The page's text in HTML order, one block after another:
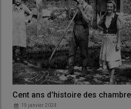
Cent ans d'histoire des
19 janvier 2024